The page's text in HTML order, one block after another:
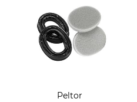
Peltor